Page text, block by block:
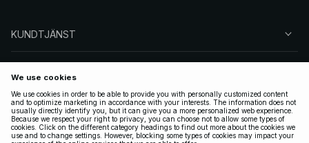
KUNDTJÄNST
FÖLJ OSS
JURIDISKT